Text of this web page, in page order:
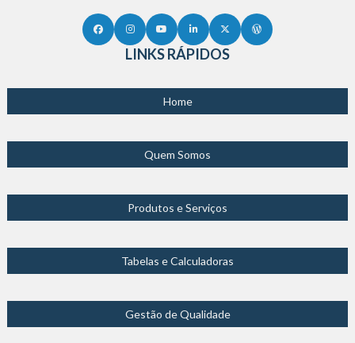
LINKS RÁPIDOS
Home
Quem Somos
Produtos e Serviços
Tabelas e Calculadoras
Gestão de Qualidade